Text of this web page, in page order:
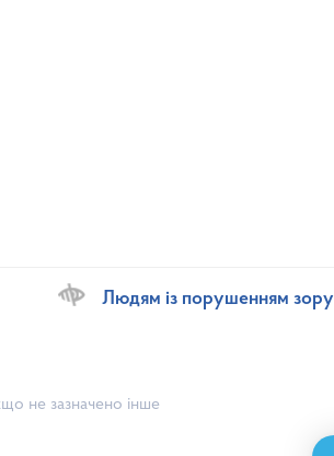
Людям із порушенням зору
не зазначено інше